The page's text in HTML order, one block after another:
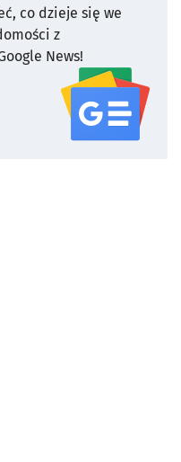
co dzieje się we
z
News!
serwisu